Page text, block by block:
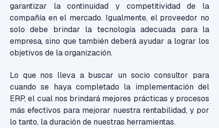
garantizar la continuidad y competitividad de la
compañía en el mercado. Igualmente, el proveedor no
solo debe brindar la tecnología adecuada para la
empresa, sino que también deberá ayudar a lograr los
objetivos de la organización.
Lo que nos lleva a buscar un socio consultor para
cuando se haya completado la implementación del
ERP, el cual nos brindará mejores prácticas y procesos
más efectivos para mejorar nuestra rentabilidad, y por
lo tanto, la duración de nuestras herramientas.